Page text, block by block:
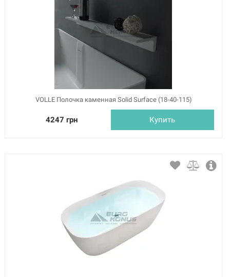
VOLLE Полочка каменная Solid Surface (18-40-115)
4247 грн Купить